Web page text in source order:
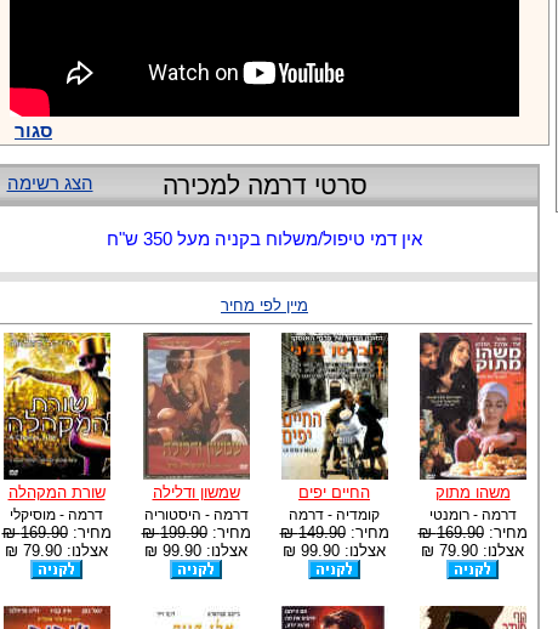
סגור
הצג רשימה סרטי דרמה למכירה
אין דמי טיפול/משלוח בקניה מעל 350 ש"ח
מיין לפי מחיר
משהו מתוק
דרמה - רומנטי
מחיר:169.90 ₪
אצלנו: 79.90 ₪
החיים יפים
קומדיה - דרמה
מחיר:149.90 ₪
אצלנו: 99.90 ₪
שמשון ודלילה
דרמה - היסטוריה
מחיר:199.90 ₪
אצלנו: 99.90 ₪
שורת המקהלה
דרמה - מוסיקלי
מחיר:169.90 ₪
אצלנו: 79.90 ₪